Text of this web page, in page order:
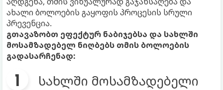
ახალი ბოლოების გაყოფის პროცესის სრული
პრევენცია.
გთავაზობთ ეფექტურ ნაბიჯებსა და სახლში
მოსამზადებელ ნიღბებს თმის ბოლოების
გადასარჩენად:
სახლში მოსამზადებელი